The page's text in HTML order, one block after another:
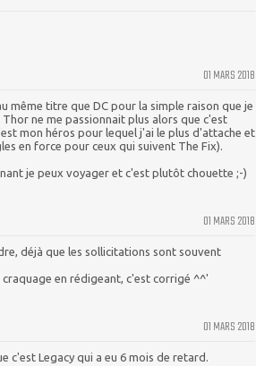
01 MARS 2018
même titre que DC pour la simple raison que je
ne me passionnait plus alors que c'est
mon héros pour lequel j'ai le plus d'attache et
en force pour ceux qui suivent The Fix).
je peux voyager et c'est plutôt chouette ;-)
01 MARS 2018
déjà que les sollicitations sont souvent
en rédigeant, c'est corrigé ^^'
01 MARS 2018
c'est Legacy qui a eu 6 mois de retard.